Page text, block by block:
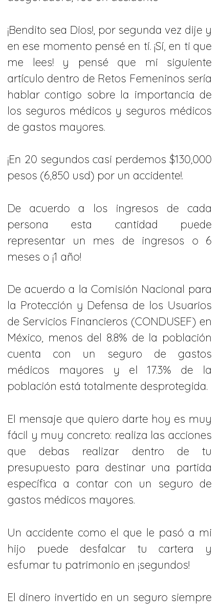
¡Bendito sea Dios!, por segunda vez dije y
en ese momento pensé en tí. ¡Sí, en ti que
me lees! y pensé que mi siguiente
artículo dentro de Retos Femeninos sería
hablar contigo sobre la importancia de
los seguros médicos y seguros médicos
de gastos mayores.
¡En 20 segundos casi perdemos $130,000
pesos (6,850 usd) por un accidente!.
De acuerdo a los ingresos de cada
persona esta cantidad puede
representar un mes de ingresos o 6
meses o ¡1 año!
De acuerdo a la Comisión Nacional para
la Protección y Defensa de los Usuarios
de Servicios Financieros (CONDUSEF) en
México, menos del 8.8% de la población
cuenta con un seguro de gastos
médicos mayores y el 17.3% de la
población está totalmente desprotegida.
El mensaje que quiero darte hoy es muy
fácil y muy concreto: realiza las acciones
que debas realizar dentro de tu
presupuesto para destinar una partida
específica a contar con un seguro de
gastos médicos mayores.
Un accidente como el que le pasó a mi
hijo puede desfalcar tu cartera y
esfumar tu patrimonio en ¡segundos!
El dinero invertido en un seguro siempre